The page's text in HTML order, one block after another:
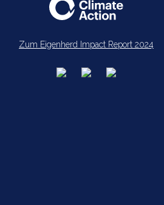
Zum Eigenherd Impact Report 2024